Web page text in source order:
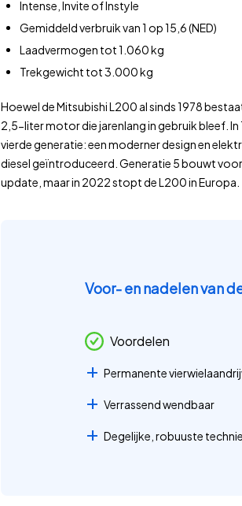
Intense, Invite of Instyle
Gemiddeld verbruik van 1 op 15,6 (NED)
Laadvermogen tot 1.060 kg
Trekgewicht tot 3.000 kg
Hoewel de Mitsubishi L200 al sinds 1978
2,5-liter motor die jarenlang in gebruik bleef.
vierde generatie: een moderner design en
diesel geïntroduceerd. Generatie 5 bouwt
update, maar in 2022 stopt de L200 in Europa.
Voor- en nadelen van
Voordelen
Permanente
Verrassend wendbaar
Degelijke, robuuste